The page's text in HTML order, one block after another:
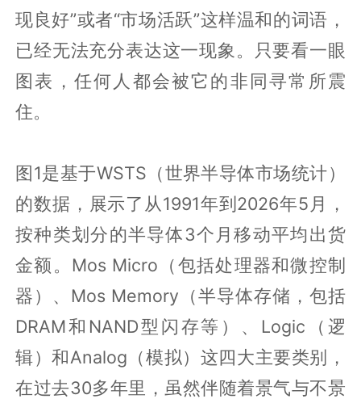
现良好”或者“市场活跃”这样温和的词语，
已经无法充分表达这一现象。只要看一眼
图表，任何人都会被它的非同寻常所震
住。
图1是基于WSTS（世界半导体市场统计）
的数据，展示了从1991年到2026年5月，
按种类划分的半导体3个月移动平均出货
金额。Mos Micro（包括处理器和微控制
器）、Mos Memory（半导体存储，包括
DRAM和NAND型闪存等）、Logic（逻
辑）和Analog（模拟）这四大主要类别，
在过去30多年里，虽然伴随着景气与不景